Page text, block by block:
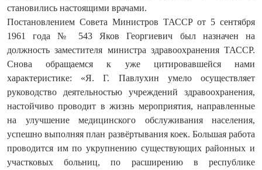
становились настоящими врачами.
Постановлением Совета Министров ТАССР от 5 сентября
1961 года № 543 Яков Георгиевич был назначен на
должность заместителя министра здравоохранения ТАССР.
Снова обращаемся к уже цитировавшейся нами
характеристике: «Я. Г. Павлухин умело осуществляет
руководство деятельностью учреждений здравоохранения,
настойчиво проводит в жизнь мероприятия, направленные
на улучшение медицинского обслуживания населения,
успешно выполняя план развёртывания коек. Большая работа
проводится им по укрупнению существующих районных и
участковых больниц, по расширению в республике